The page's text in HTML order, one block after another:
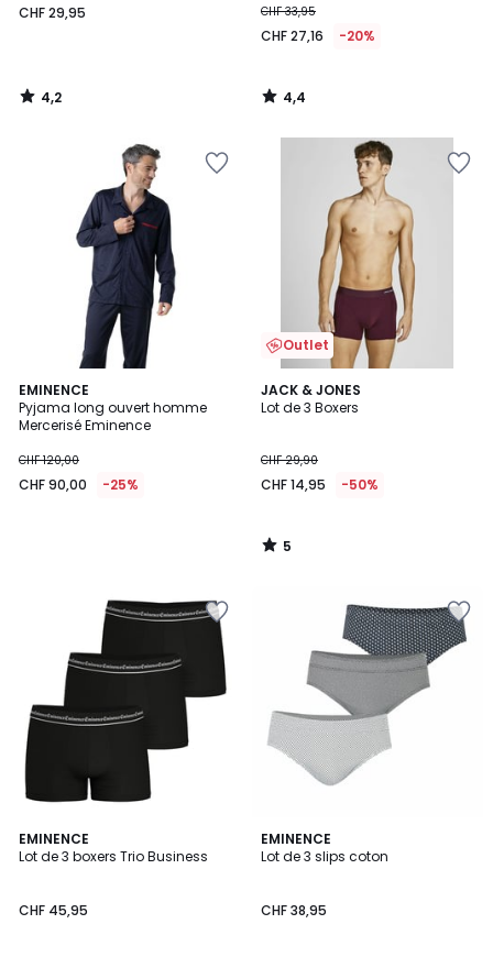
CHF 29,95
4,2
/
CHF 33,95
CHF 27,16 -20%
4,4
/
EMINENCE
Pyjama long ouvert homme
Mercerisé Eminence
CHF 120,00
CHF 90,00 -25%
Outlet
JACK & JONES
Lot de 3 Boxers
CHF 29,90
CHF 14,95 -50%
5
/
5
/
EMINENCE
Lot de 3 boxers Trio Business
CHF 45,95
4,7
/ 5
2
Couleurs
EMINENCE
Lot de 3 slips coton
CHF 38,95
4,8
/ 5
2
Couleurs